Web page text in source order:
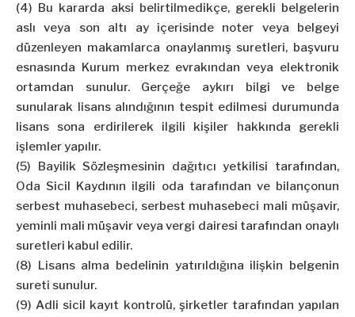
(4) Bu kararda aksi belirtilmedikçe, gerekli belgelerin
aslı veya son altı ay içerisinde noter veya belgeyi
düzenleyen makamlarca onaylanmış suretleri, başvuru
esnasında Kurum merkez evrakından veya elektronik
ortamdan sunulur. Gerçeğe aykırı bilgi ve belge
sunularak lisans alındığının tespit edilmesi durumunda
lisans sona erdirilerek ilgili kişiler hakkında gerekli
işlemler yapılır.
(5) Bayilik Sözleşmesinin dağıtıcı yetkilisi tarafından,
Oda Sicil Kaydının ilgili oda tarafından ve bilançonun
serbest muhasebeci, serbest muhasebeci mali müşavir,
yeminli mali müşavir veya vergi dairesi tarafından onaylı
suretleri kabul edilir.
(8) Lisans alma bedelinin yatırıldığına ilişkin belgenin
sureti sunulur.
(9) Adli sicil kayıt kontrolü, şirketler tarafından yapılan